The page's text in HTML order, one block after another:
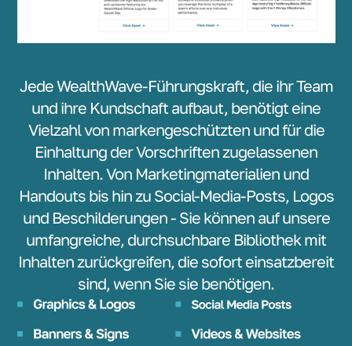
Jede WealthWave-Führungskraft, die ihr Team
und ihre Kundschaft aufbaut, benötigt eine
Vielzahl von markengeschützten und für die
Einhaltung der Vorschriften zugelassenen
Inhalten. Von Marketingmaterialien und
Handouts bis hin zu Social-Media-Posts, Logos
und Beschilderungen - Sie können auf unsere
umfangreiche, durchsuchbare Bibliothek mit
Inhalten zurückgreifen, die sofort einsatzbereit
sind, wenn Sie sie benötigen.